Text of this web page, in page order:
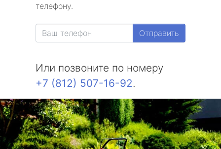
телефону.
Отправить
Или позвоните по номеру
+7 (812) 507-16-92.